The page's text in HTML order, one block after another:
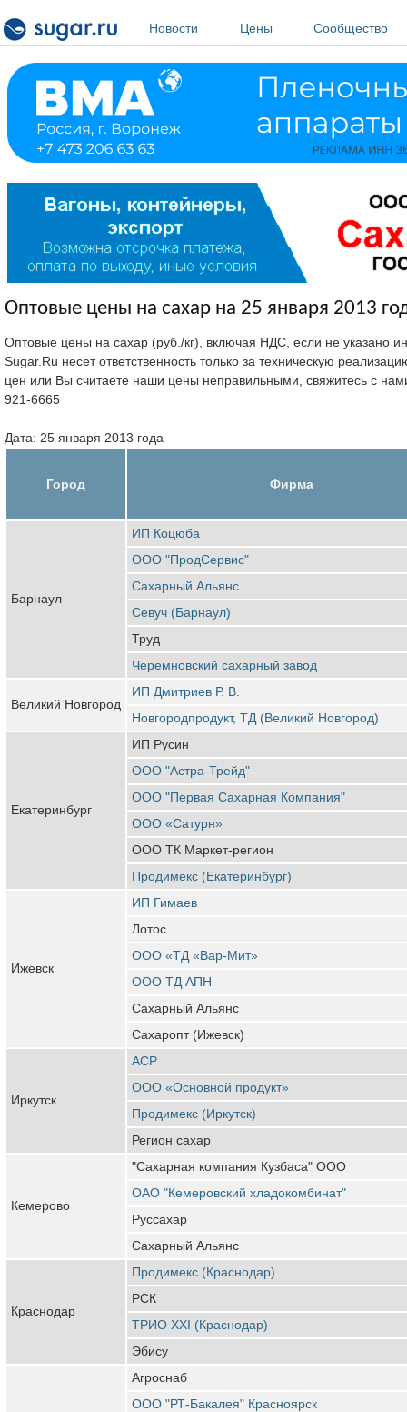
Новости
Цены Сообщество
Оптовые цены на сахар на 25 января 2013
Оптовые цены на сахар (руб./кг), включая НДС, если не указано
Sugar.Ru несет ответственность только за техническую
цен или Вы считаете наши цены неправильными, свяжитесь с
921-6665
Дата: 25 января 2013 года
Город Фирма
Барнаул
ИП Коцюба
ООО "ПродСервис"
Сахарный Альянс
Севуч (Барнаул)
Труд
Черемновский сахарный завод
Великий Новгород
ИП Дмитриев Р. В.
Новгородпродукт, ТД (Великий Новгород)
Екатеринбург
ИП Русин
ООО "Астра-Трейд"
ООО "Первая Сахарная Компания"
ООО «Сатурн»
ООО ТК Маркет-регион
Продимекс (Екатеринбург)
Ижевск
ИП Гимаев
Лотос
ООО «ТД «Вар-Мит»
ООО ТД АПН
Сахарный Альянс
Сахаропт (Ижевск)
Иркутск
АСР
ООО «Основной продукт»
Продимекс (Иркутск)
Регион сахар
Кемерово
"Сахарная компания Кузбаса" ООО
ОАО "Кемеровский хладокомбинат"
Руссахар
Сахарный Альянс
Краснодар
Продимекс (Краснодар)
РСК
ТРИО XXI (Краснодар)
Эбису
Агроснаб
ООО "РТ-Бакалея" Красноярск